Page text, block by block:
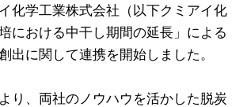
化学工業株式会社（以下クミアイ化
における中干し期間の延長」による
出に関して連携を開始しました。
り、両社のノウハウを活かした脱炭